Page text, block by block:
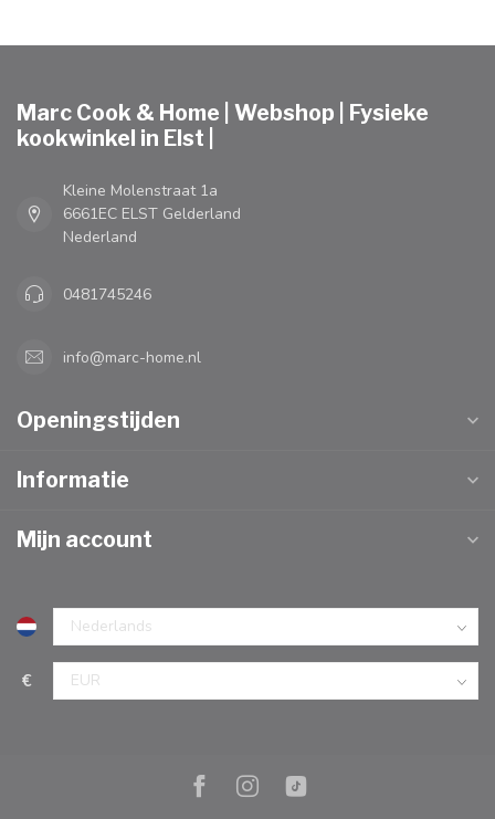
Marc Cook & Home | Webshop | Fysieke
kookwinkel in Elst |
Kleine Molenstraat 1a
6661EC ELST Gelderland
Nederland
0481745246
info@marc-home.nl
Openingstijden
Informatie
Mijn account
€